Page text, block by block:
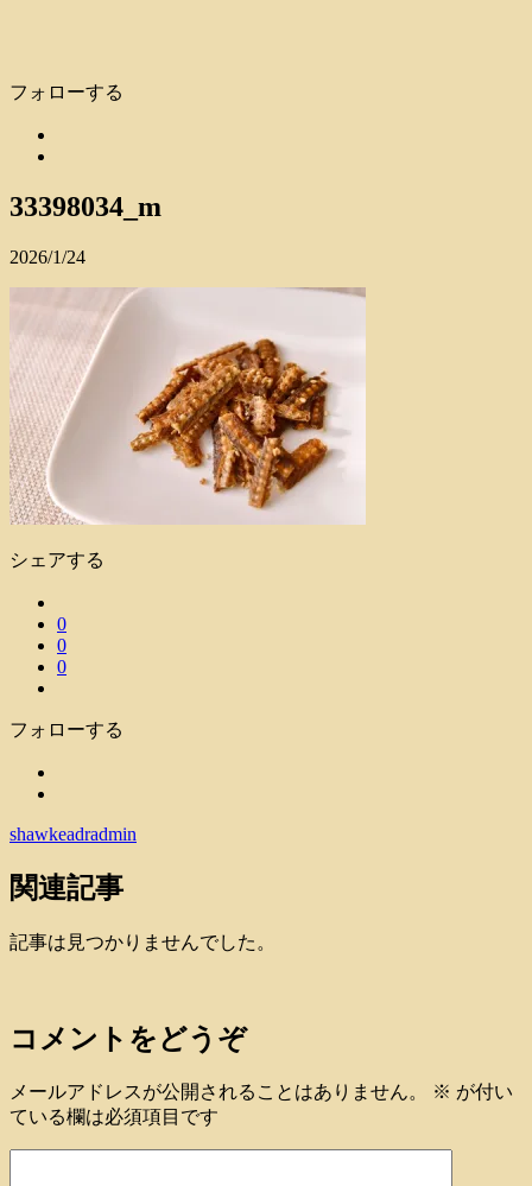
フォローする
33398034_m
2026/1/24
シェアする
0
0
0
フォローする
shawkeadradmin
関連記事
記事は見つかりませんでした。
コメントをどうぞ
メールアドレスが公開されることはありません。 ※ が付い
ている欄は必須項目です